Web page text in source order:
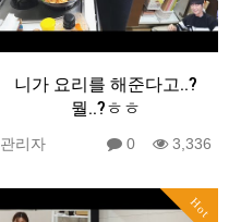
니가 요리를 해준다고..?
뭘..?ㅎㅎ
관리자 0 3,336
Hot